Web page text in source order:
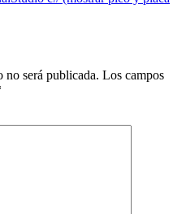
no será publicada. Los campos